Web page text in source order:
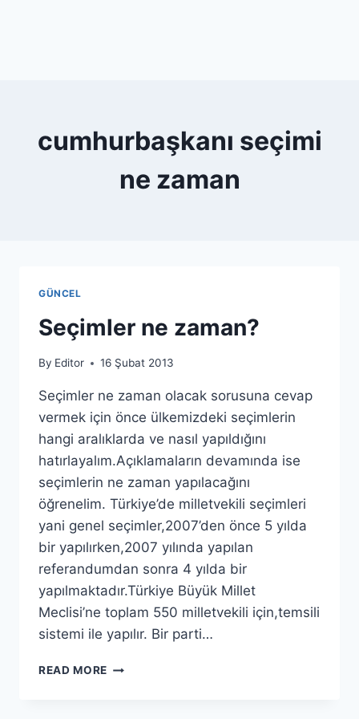
cumhurbaşkanı seçimi
ne zaman
GÜNCEL
Seçimler ne zaman?
By Editor 16 Şubat 2013
Seçimler ne zaman olacak sorusuna cevap
vermek için önce ülkemizdeki seçimlerin
hangi aralıklarda ve nasıl yapıldığını
hatırlayalım.Açıklamaların devamında ise
seçimlerin ne zaman yapılacağını
öğrenelim. Türkiye’de milletvekili seçimleri
yani genel seçimler,2007’den önce 5 yılda
bir yapılırken,2007 yılında yapılan
referandumdan sonra 4 yılda bir
yapılmaktadır.Türkiye Büyük Millet
Meclisi’ne toplam 550 milletvekili için,temsili
sistemi ile yapılır. Bir parti…
READ MORE SEÇIMLER